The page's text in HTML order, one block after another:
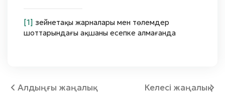
[1] зейнетақы жарналары мен төлемдер
шоттарындағы ақшаны есепке алмағанда
Алдыңғы жаңалық Келесі жаңалық